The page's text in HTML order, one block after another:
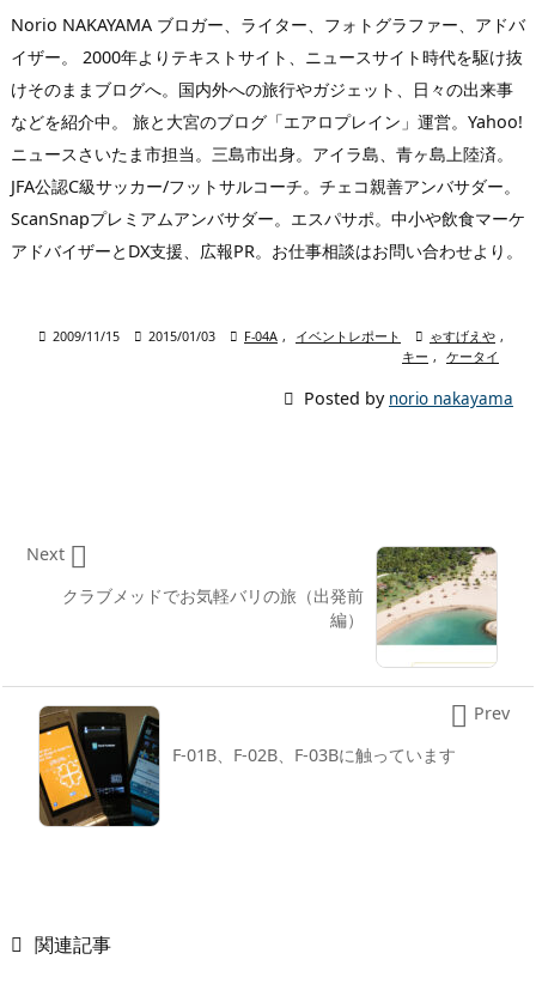
Norio NAKAYAMA ブロガー、ライター、フォトグラファー、アドバ
イザー。 2000年よりテキストサイト、ニュースサイト時代を駆け抜
けそのままブログへ。国内外への旅行やガジェット、日々の出来事
などを紹介中。 旅と大宮のブログ「エアロプレイン」運営。Yahoo!
ニュースさいたま市担当。三島市出身。アイラ島、青ヶ島上陸済。
JFA公認C級サッカー/フットサルコーチ。チェコ親善アンバサダー。
ScanSnapプレミアムアンバサダー。エスパサポ。中小や飲食マーケ
アドバイザーとDX支援、広報PR。お仕事相談はお問い合わせより。
 2009/11/15  2015/01/03  F-04A , イベントレポート  ゃすげえや ,
キー , ケータイ
 Posted by norio nakayama
クラブメッドでお気軽バリの旅（出発前
編）

Next
F-01B、F-02B、F-03Bに触っています
 Prev
 関連記事